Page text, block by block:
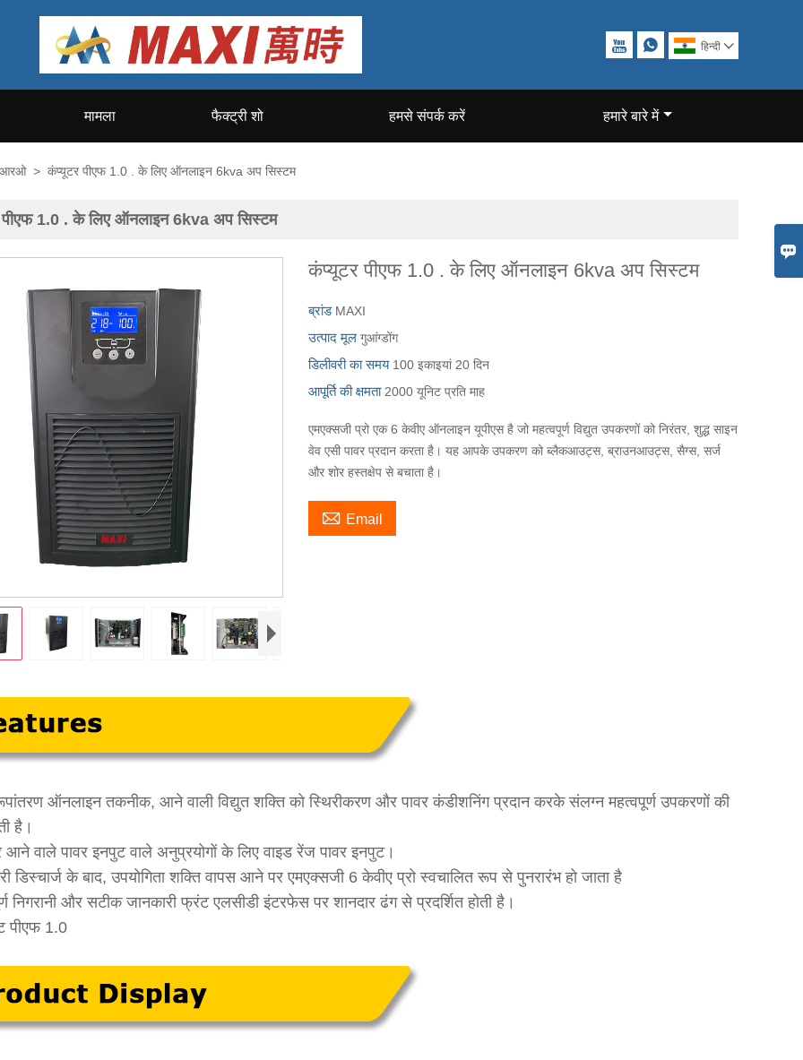

  हिन्दी 
मामला फैक्ट्री शो हमसे संपर्क करें हमारे बारे में
> कंप्यूटर पीएफ 1.0 . के लिए ऑनलाइन 6kva अप सिस्टम
पीएफ 1.0 . के लिए ऑनलाइन 6kva अप सिस्टम
कंप्यूटर पीएफ 1.0 . के लिए ऑनलाइन 6kva अप सिस्टम
ब्रांड MAXI
उत्पाद मूलगुआंग्डोंग
डिलीवरी का समय 100 इकाइयां 20 दिन
आपूर्ति की क्षमता 2000 यूनिट प्रति माह
एमएक्सजी प्रो एक 6 केवीए ऑनलाइन यूपीएस है जो महत्वपूर्ण विद्युत उपकरणों को निरंतर, शुद्ध साइन
वेव एसी पावर प्रदान करता है। यह आपके उपकरण को ब्लैकआउट्स, ब्राउनआउट्स, सैग्स, सर्ज
और शोर हस्तक्षेप से बचाता है।
 Email
ऑनलाइन तकनीक, आने वाली विद्युत शक्ति को स्थिरीकरण और पावर कंडीशनिंग प्रदान करके संलग्न महत्वपूर्ण उपकरणों की
है।
वाले पावर इनपुट वाले अनुप्रयोगों के लिए वाइड रेंज पावर इनपुट।
डिस्चार्ज के बाद, उपयोगिता शक्ति वापस आने पर एमएक्सजी 6 केवीए प्रो स्वचालित रूप से पुनरारंभ हो जाता है
निगरानी और सटीक जानकारी फ्रंट एलसीडी इंटरफेस पर शानदार ढंग से प्रदर्शित होती है।
पीएफ 1.0